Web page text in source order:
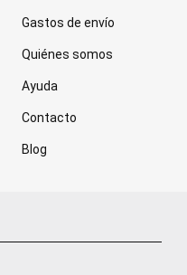
Gastos de envío
Quiénes somos
Ayuda
Contacto
Blog